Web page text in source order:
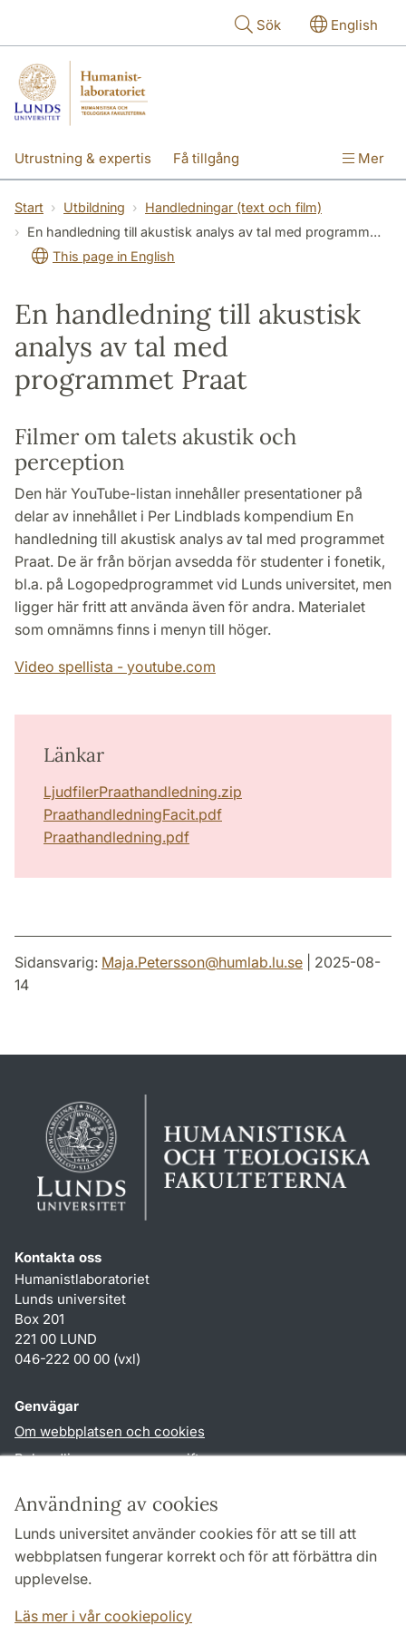
Användning av cookies
Lunds universitet använder cookies för att se till att
webbplatsen fungerar korrekt och för att förbättra din
upplevelse.
Läs mer i vår cookiepolicy
Sök English
Utrustning & expertis Få tillgång
Om labbet
Mer
Start Utbildning
Handledningar (text och film)
En handledning till akustisk analys av tal med programmet Praat
This page in English
En handledning till akustisk
analys av tal med
programmet Praat
Filmer om talets akustik och
perception
Den här YouTube-listan innehåller presentationer på
delar av innehållet i Per Lindblads kompendium En
handledning till akustisk analys av tal med programmet
Praat. De är från början avsedda för studenter i fonetik,
bl.a. på Logopedprogrammet vid Lunds universitet, men
ligger här fritt att använda även för andra. Materialet
som omnämns finns i menyn till höger.
Video spellista - youtube.com
Länkar
LjudfilerPraathandledning.zip
PraathandledningFacit.pdf
Praathandledning.pdf
Sidansvarig: Maja.Petersson@humlab.lu.se | 2025-08-
14
Kontakta oss
Humanistlaboratoriet
Lunds universitet
Box 201
221 00 LUND
046-222 00 00 (vxl)
Genvägar
Om webbplatsen och cookies
Behandling av personuppgifter
TYPO3-login
Följ oss i sociala medier
LinkedIn